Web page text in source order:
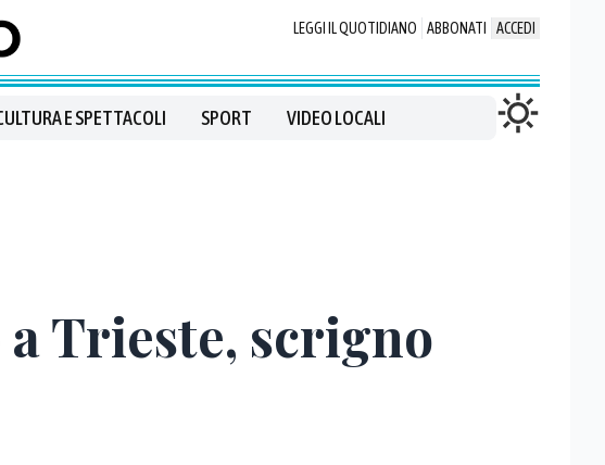
LEGGI IL QUOTIDIANO ABBONATI ACCEDI
E SPETTACOLI SPORT VIDEO LOCALI
a Trieste, scrigno